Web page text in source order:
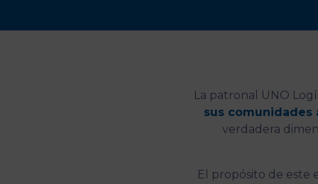
La patronal UNO
sus comunidades
verdadera
El propósito de este